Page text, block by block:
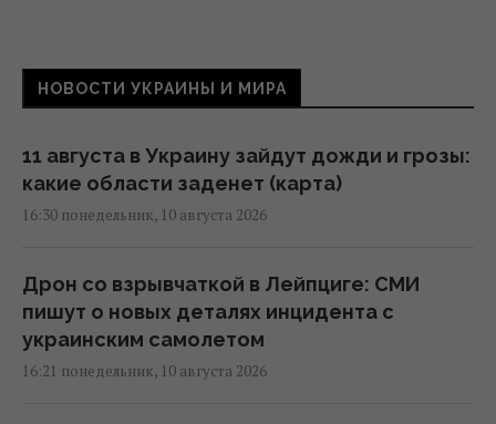
НОВОСТИ УКРАИНЫ И МИРА
11 августа в Украину зайдут дожди и грозы:
какие области заденет (карта)
16:30 понедельник, 10 августа 2026
Дрон со взрывчаткой в Лейпциге: СМИ
пишут о новых деталях инцидента с
украинским самолетом
16:21 понедельник, 10 августа 2026